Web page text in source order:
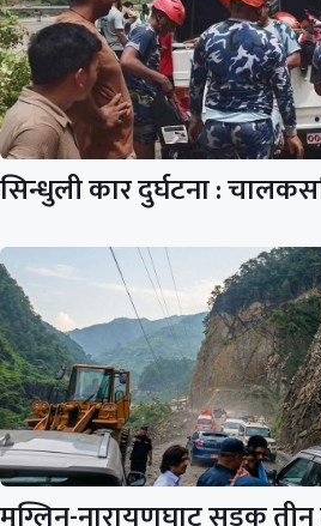
सिन्धुली कार दुर्घटना :